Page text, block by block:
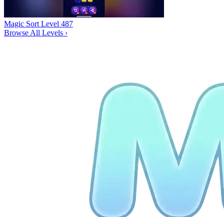
Magic Sort Level 487
Browse All Levels ›